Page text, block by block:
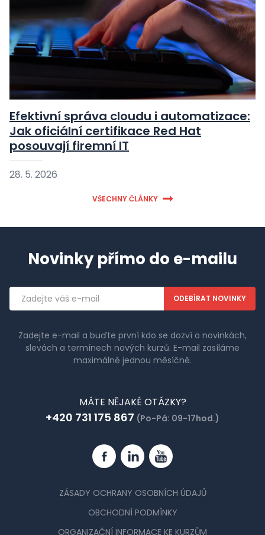
Efektivní správa cloudu i automatizace:
Jak oficiální certifikace Red Hat
posouvají firemní IT
28. 5. 2026
VŠECHNY ČLÁNKY
Novinky přímo do e-mailu
Emailová
adresa
Zadejte e-mail a buďte první kdo se dozví o novinkách,
slevách a termínech nových kurzů. E-mail zasíláme
maximálně jednou měsíčně.
MÁTE NĚJAKÉ OTÁZKY?
+420 731 175 867 (Po-Pá: 09-17hod.)
FacebookLinkedinYouTube
ZÁSADY OCHRANY OSOBNÍCH ÚDAJŮ
OBCHODNÍ PODMÍNKY
ORGANIZAČNÍ INFORMACE KE KURZŮM